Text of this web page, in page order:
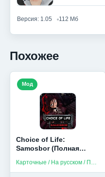
Версия: 1.05 112 Мб
Похожее
Choice of Life:
Samosbor (Полная
Мод